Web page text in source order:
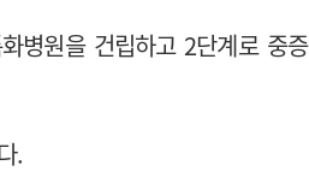
병원을 건립하고 2단계로 중증
.